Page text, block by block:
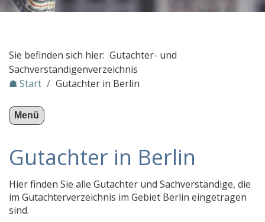
PLZ Gebiet 1
PLZ Gebiet 4
PLZ Gebiet 5
PLZ Gebiet 6
PLZ Gebiet 7
PLZ Gebiet 8
PLZ Gebiet 9
Gutachter in Österreich
Stichwortverzeichnis
Sie befinden sich hier: Gutachter- und
Sachverständigenverzeichnis
☗ Start / Gutachter in Berlin
Menü
Gutachter in Berlin
Hier finden Sie alle Gutachter und Sachverständige, die
im Gutachterverzeichnis im Gebiet Berlin eingetragen
sind.